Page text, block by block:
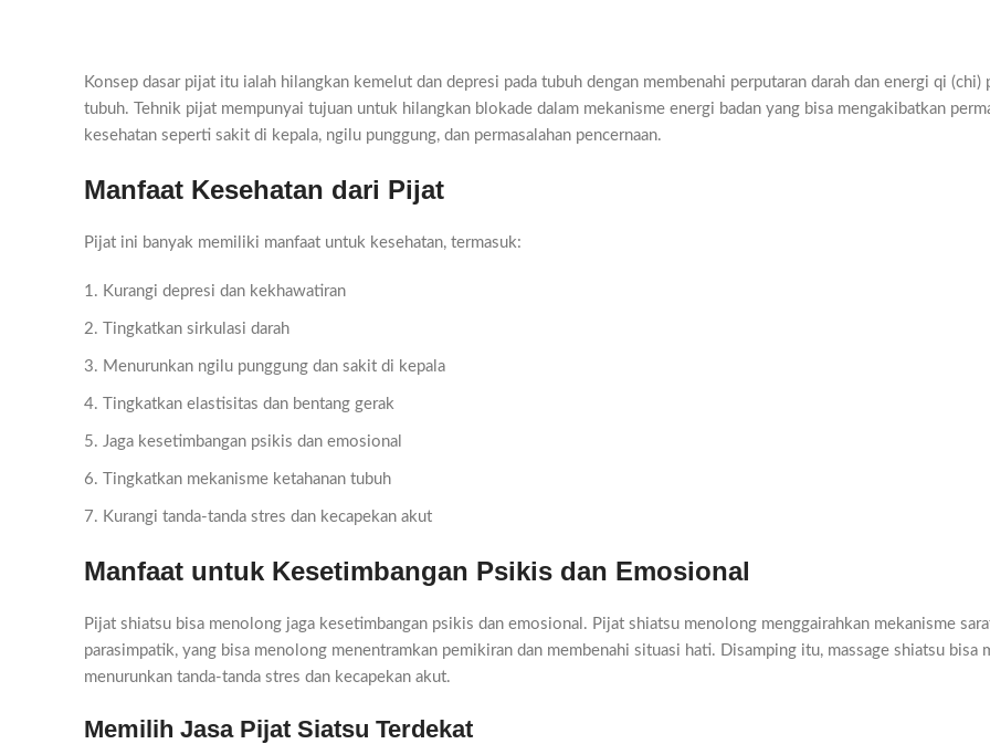
Konsep dasar pijat itu ialah hilangkan kemelut dan depresi pada tubuh dengan membenahi perputaran darah dan energi qi (chi)
tubuh. Tehnik pijat mempunyai tujuan untuk hilangkan blokade dalam mekanisme energi badan yang bisa mengakibatkan
kesehatan seperti sakit di kepala, ngilu punggung, dan permasalahan pencernaan.
Manfaat Kesehatan dari Pijat
Pijat ini banyak memiliki manfaat untuk kesehatan, termasuk:
Kurangi depresi dan kekhawatiran
Tingkatkan sirkulasi darah
Menurunkan ngilu punggung dan sakit di kepala
Tingkatkan elastisitas dan bentang gerak
Jaga kesetimbangan psikis dan emosional
Tingkatkan mekanisme ketahanan tubuh
Kurangi tanda-tanda stres dan kecapekan akut
Manfaat untuk Kesetimbangan Psikis dan Emosional
Pijat shiatsu bisa menolong jaga kesetimbangan psikis dan emosional. Pijat shiatsu menolong menggairahkan mekanisme
parasimpatik, yang bisa menolong menentramkan pemikiran dan membenahi situasi hati. Disamping itu, massage shiatsu bisa
menurunkan tanda-tanda stres dan kecapekan akut.
Memilih Jasa Pijat Siatsu Terdekat